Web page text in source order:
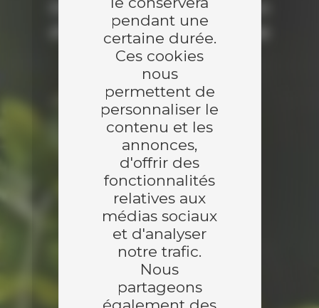
Décarboner la production
d'énergie par la biomasse
Découvrir
pendant une
certaine durée.
Ces cookies
nous
permettent de
personnaliser le
contenu et les
annonces,
d'offrir des
fonctionnalités
relatives aux
médias sociaux
et d'analyser
notre trafic.
Nous
partageons